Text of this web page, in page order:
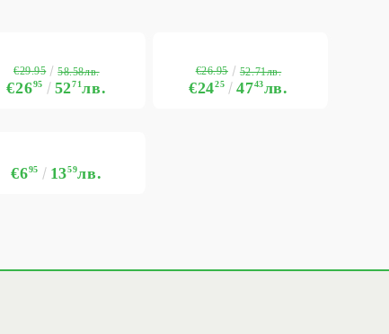
€2695 5271лв.
€29.95 58.58лв.
€2425 4743лв.
€26.95 52.71лв.
€695 1359лв.